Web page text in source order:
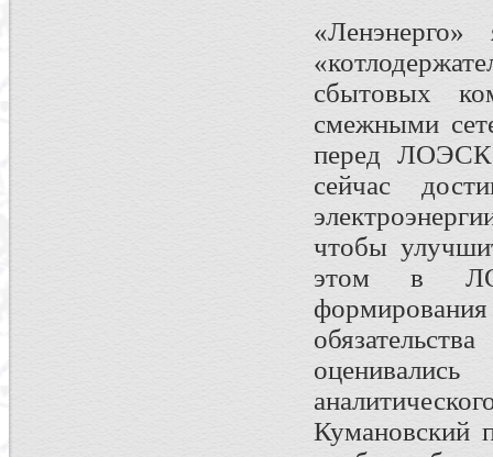
сбытовых
смежными
перед
сейчас
чтобы
этом в
формирования
Кумановский